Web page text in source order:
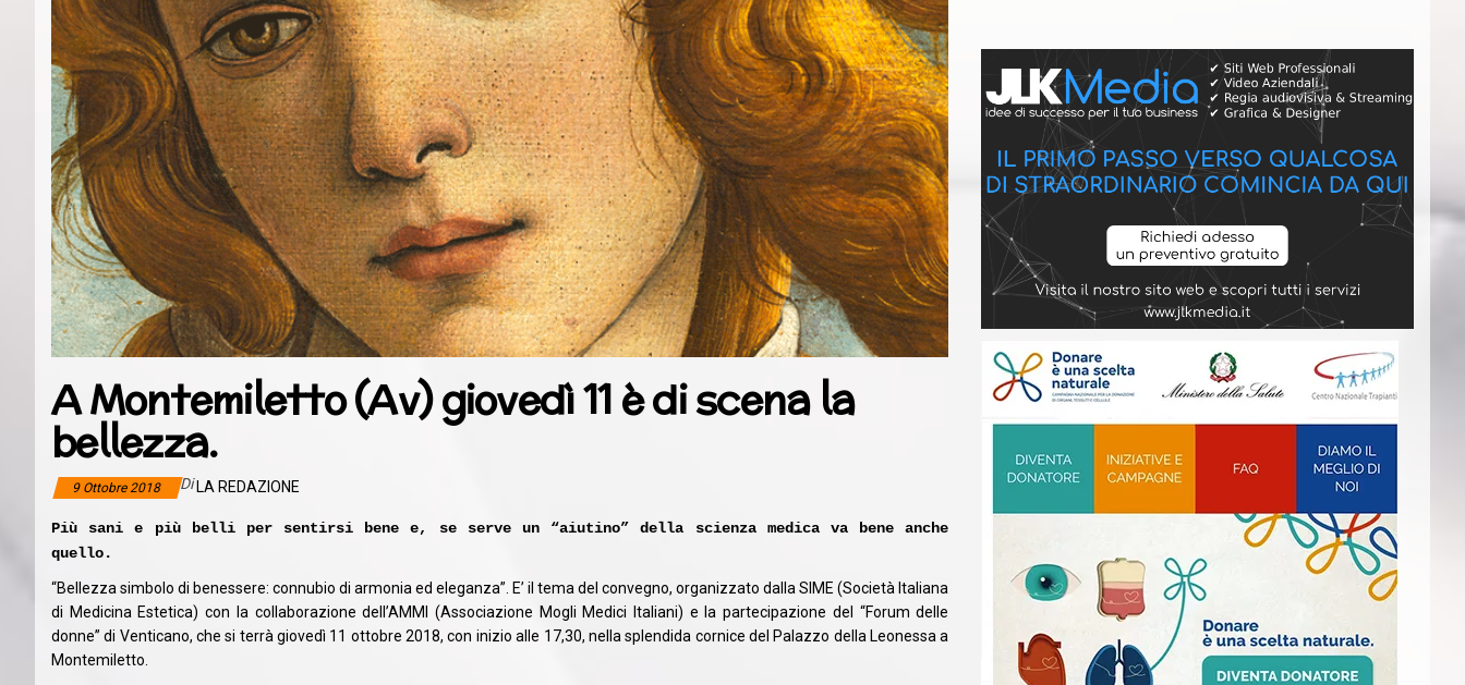
A Montemiletto (Av) giovedì 11 è di scena la
bellezza.
9 Ottobre 2018 Di LA REDAZIONE
Più sani e più belli per sentirsi bene e, se serve un “aiutino” della scienza medica va bene anche
quello.
“Bellezza simbolo di benessere: connubio di armonia ed eleganza”. E’ il tema del convegno, organizzato dalla SIME (Società Italiana
di Medicina Estetica) con la collaborazione dell’AMMI (Associazione Mogli Medici Italiani) e la partecipazione del “Forum delle
donne” di Venticano, che si terrà giovedì 11 ottobre 2018, con inizio alle 17,30, nella splendida cornice del Palazzo della Leonessa a
Montemiletto.